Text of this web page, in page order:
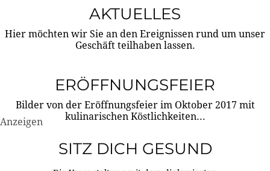
AKTUELLES
Hier möchten wir Sie an den Ereignissen rund um unser
Geschäft teilhaben lassen.
ERÖFFNUNGSFEIER
Bilder von der Eröffnungsfeier im Oktober 2017 mit
kulinarischen Köstlichkeiten...
Anzeigen
SITZ DICH GESUND